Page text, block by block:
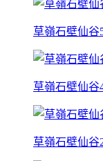
草嶺石壁仙谷
草嶺石壁仙谷
草嶺石壁仙谷